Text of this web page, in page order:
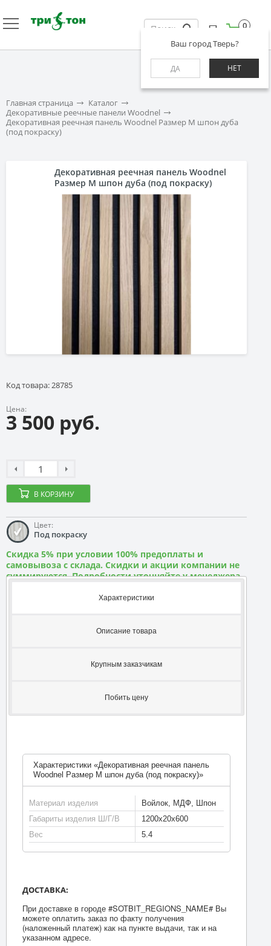
Ваш город Тверь?
ДА НЕТ
0
Главная страница
Каталог
Декоративные реечные панели Woodnel
Декоративная реечная панель Woodnel Размер M шпон дуба
(под покраску)
Декоративная реечная панель Woodnel
Размер M шпон дуба (под покраску)
Код товара: 28785
Цена:
3 500 руб.
В КОРЗИНУ
Цвет:
Под покраску
Скидка 5% при условии 100% предоплаты и
самовывоза с склада. Скидки и акции компании не
суммируются. Подробности уточняйте у менеджера
Характеристики
Описание товара
Крупным заказчикам
Побить цену
Характеристики «Декоративная реечная панель
Woodnel Размер M шпон дуба (под покраску)»
Материал изделия
Войлок, МДФ, Шпон
Габариты изделия Ш/Г/В
1200x20x600
Вес
5.4
ДОСТАВКА:
При доставке в городе #SOTBIT_REGIONS_NAME# Вы
можете оплатить заказ по факту получения
(наложенный платеж) как на пункте выдачи, так и на
указанном адресе.